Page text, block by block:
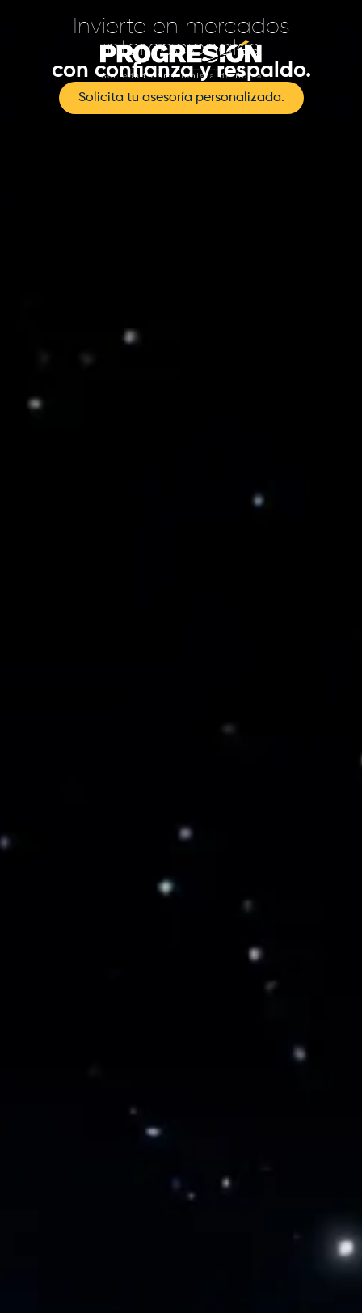
Invierte en mercados
internacionales
con confianza y respaldo.
Solicita tu asesoría personalizada.